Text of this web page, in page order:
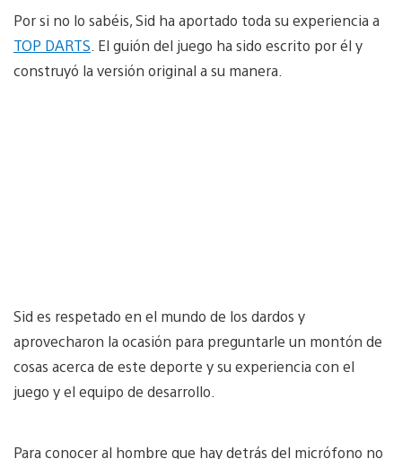
Por si no lo sabéis, Sid ha aportado toda su experiencia a
TOP DARTS . El guión del juego ha sido escrito por él y
construyó la versión original a su manera.
Sid es respetado en el mundo de los dardos y
aprovecharon la ocasión para preguntarle un montón de
cosas acerca de este deporte y su experiencia con el
juego y el equipo de desarrollo.
Para conocer al hombre que hay detrás del micrófono no